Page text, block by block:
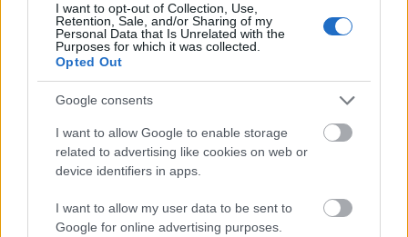
I want to opt-out of Collection, Use,
Retention, Sale, and/or Sharing of my
Personal Data that Is Unrelated with the
Purposes for which it was collected.
Opted Out
Google consents
I want to allow Google to enable storage
related to advertising like cookies on web or
device identifiers in apps.
I want to allow my user data to be sent to
Google for online advertising purposes.
Az új Reggeli díszlete négy egységből áll. Az egyik
oldalán található egy téli kert, mellette egy kis
színpadtér az élőben fellépő énekesek, zenészek
részére. Középen kapott helyet a konyha egy nagy
asztallal, itt zajlik majd a beszélgetések jelentős
része. A hátsó traktust pedig egy intimebb,
családiasabb hangulatú nappaliszerű rész foglalja
el. A díszlet egyik különlegessége, hogy nem csak